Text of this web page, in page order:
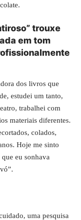
.
trouxe
em tom
dos livros que
estudei um tanto,
trabalhei com
materiais diferentes.
colados,
Hoje me sinto
eu sonhava
uma pesquisa